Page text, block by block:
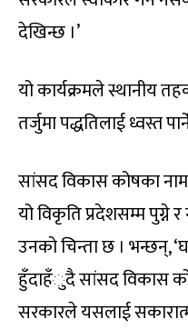
देखिन्छ ।’
यो कार्यक्रमले स्थानीय
तर्जुमा पद्धतिलाई ध्वस्त
सांसद विकास कोषका
यो विकृति प्रदेशसम्म
उनको चिन्ता छ । भन्छन्,
हुँदाहँुदै सांसद विकास कोष
सरकारले यसलाई